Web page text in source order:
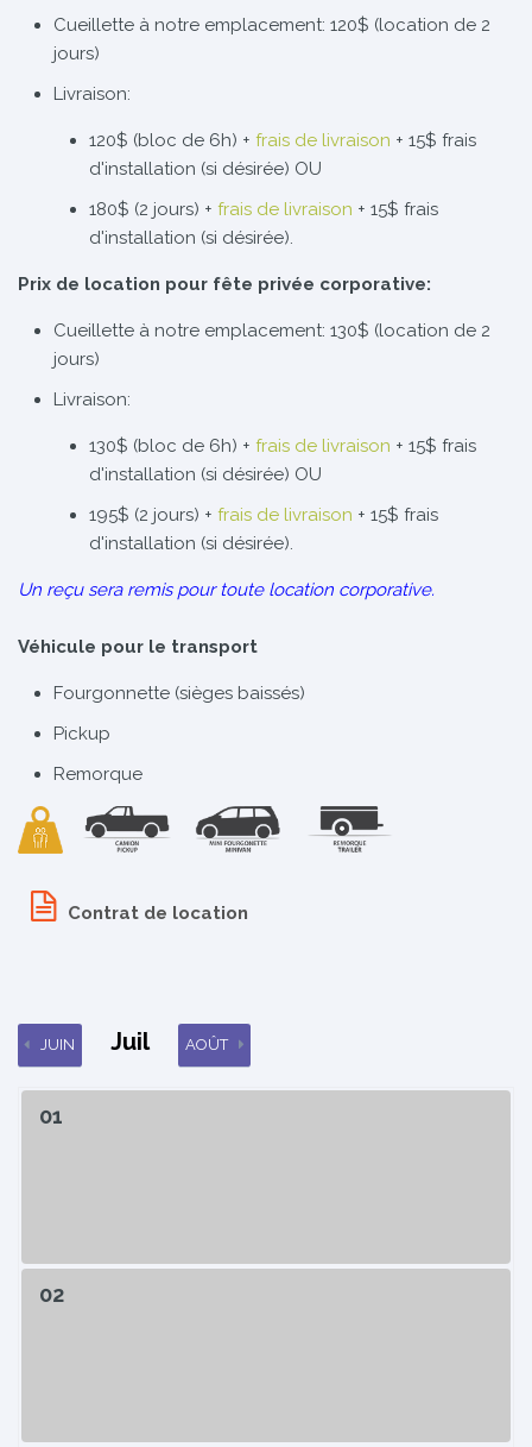
Cueillette à notre emplacement: 120$ (location de 2
jours)
Livraison:
120$ (bloc de 6h) + frais de livraison + 15$ frais
d'installation (si désirée) OU
180$ (2 jours) + frais de livraison + 15$ frais
d'installation (si désirée).
Prix de location pour fête privée corporative:
Cueillette à notre emplacement: 130$ (location de 2
jours)
Livraison:
130$ (bloc de 6h) + frais de livraison + 15$ frais
d'installation (si désirée) OU
195$ (2 jours) + frais de livraison + 15$ frais
d'installation (si désirée).
Un reçu sera remis pour toute location corporative.
Véhicule pour le transport
Fourgonnette (sièges baissés)
Pickup
Remorque
Contrat de location
JUIN Juil AOÛT
01
02